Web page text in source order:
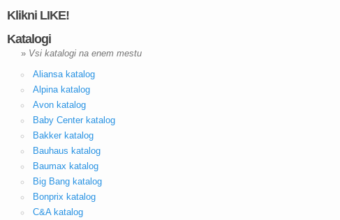
Klikni LIKE!
Katalogi
» Vsi katalogi na enem mestu
Aliansa katalog
Alpina katalog
Avon katalog
Baby Center katalog
Bakker katalog
Bauhaus katalog
Baumax katalog
Big Bang katalog
Bonprix katalog
C&A katalog